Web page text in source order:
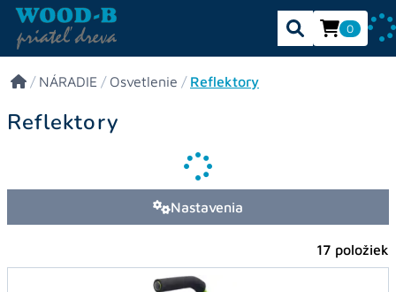
0
/ NÁRADIE / Osvetlenie / Reflektory
Reflektory
Nastavenia
17 položiek